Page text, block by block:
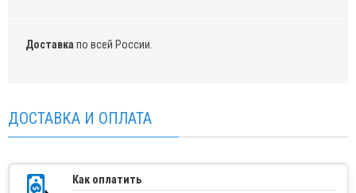
Доставка по всей России.
ДОСТАВКА И ОПЛАТА
Как оплатить